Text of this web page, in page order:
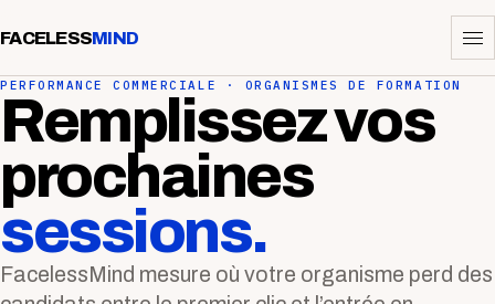
FACELESSMIND
PERFORMANCE COMMERCIALE · ORGANISMES DE FORMATION
Remplissez vos
prochaines
sessions.
FacelessMind mesure où votre organisme perd des